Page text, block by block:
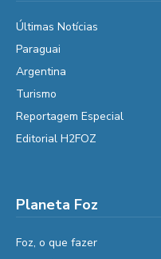
Últimas Notícias
Paraguai
Argentina
Turismo
Reportagem Especial
Editorial H2FOZ
Planeta Foz
Foz, o que fazer